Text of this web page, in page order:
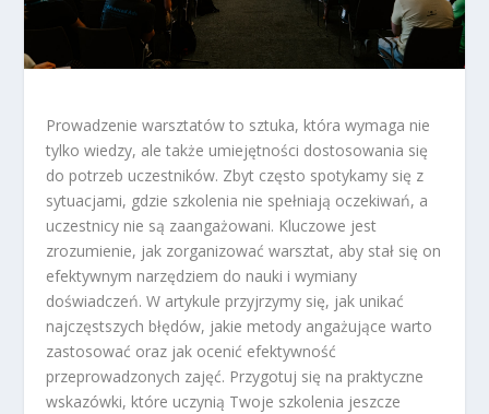
Prowadzenie warsztatów to sztuka, która wymaga nie
tylko wiedzy, ale także umiejętności dostosowania się
do potrzeb uczestników. Zbyt często spotykamy się z
sytuacjami, gdzie szkolenia nie spełniają oczekiwań, a
uczestnicy nie są zaangażowani. Kluczowe jest
zrozumienie, jak zorganizować warsztat, aby stał się on
efektywnym narzędziem do nauki i wymiany
doświadczeń. W artykule przyjrzymy się, jak unikać
najczęstszych błędów, jakie metody angażujące warto
zastosować oraz jak ocenić efektywność
przeprowadzonych zajęć. Przygotuj się na praktyczne
wskazówki, które uczynią Twoje szkolenia jeszcze